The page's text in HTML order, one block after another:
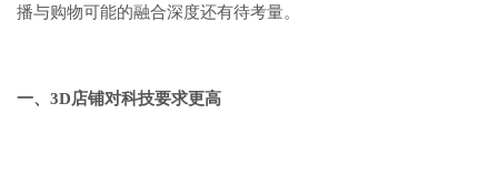
播与购物可能的融合深度还有待考量。
一、3D店铺对科技要求更高